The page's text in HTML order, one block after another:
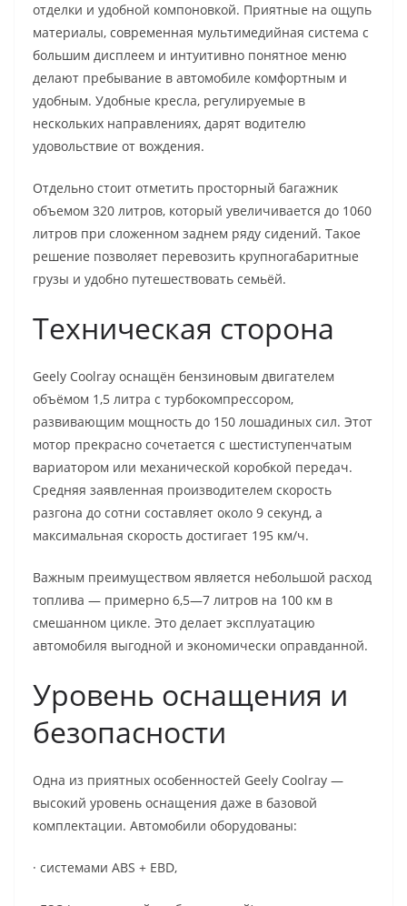
отделки и удобной компоновкой. Приятные на ощупь
материалы, современная мультимедийная система с
большим дисплеем и интуитивно понятное меню
делают пребывание в автомобиле комфортным и
удобным. Удобные кресла, регулируемые в
нескольких направлениях, дарят водителю
удовольствие от вождения.
Отдельно стоит отметить просторный багажник
объемом 320 литров, который увеличивается до 1060
литров при сложенном заднем ряду сидений. Такое
решение позволяет перевозить крупногабаритные
грузы и удобно путешествовать семьёй.
Техническая сторона
Geely Coolray оснащён бензиновым двигателем
объёмом 1,5 литра с турбокомпрессором,
развивающим мощность до 150 лошадиных сил. Этот
мотор прекрасно сочетается с шестиступенчатым
вариатором или механической коробкой передач.
Средняя заявленная производителем скорость
разгона до сотни составляет около 9 секунд, а
максимальная скорость достигает 195 км/ч.
Важным преимуществом является небольшой расход
топлива — примерно 6,5—7 литров на 100 км в
смешанном цикле. Это делает эксплуатацию
автомобиля выгодной и экономически оправданной.
Уровень оснащения и
безопасности
Одна из приятных особенностей Geely Coolray —
высокий уровень оснащения даже в базовой
комплектации. Автомобили оборудованы:
· системами ABS + EBD,